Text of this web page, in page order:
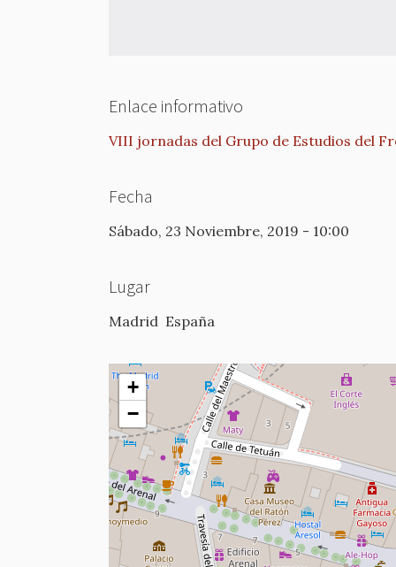
Enlace informativo
VIII jornadas del Grupo de Estudios del
Fecha
Sábado, 23 Noviembre, 2019 - 10:00
Lugar
Madrid España
+
−